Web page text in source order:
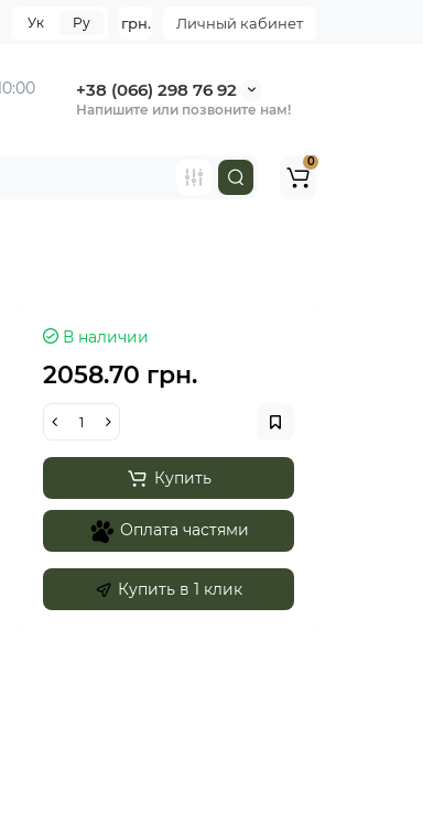
Личный кабинет
грн.
Ук Ру
+38 (066) 298 76 92
Напишите или позвоните нам!
0
В наличии
2058.70 грн.
Купить
Оплата частями
Купить в 1 клик